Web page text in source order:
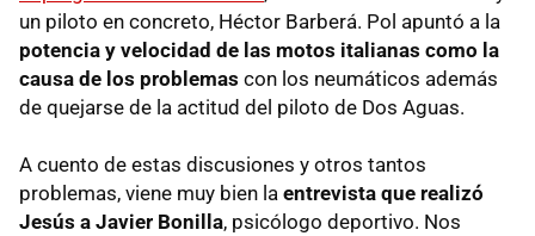
un piloto en concreto, Héctor Barberá. Pol apuntó a la
potencia y velocidad de las motos italianas como la
causa de los problemas con los neumáticos además
de quejarse de la actitud del piloto de Dos Aguas.
A cuento de estas discusiones y otros tantos
problemas, viene muy bien la entrevista que realizó
Jesús a Javier Bonilla, psicólogo deportivo. Nos